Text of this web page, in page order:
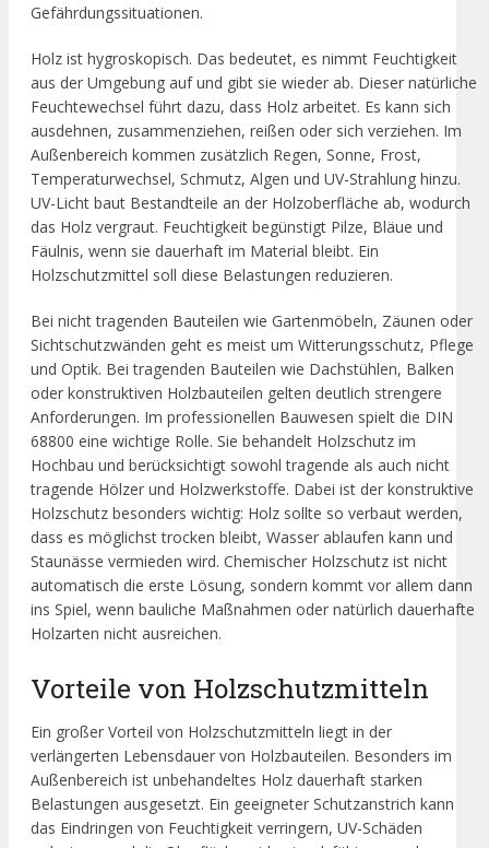
Gefährdungssituationen.
Holz ist hygroskopisch. Das bedeutet, es nimmt Feuchtigkeit
aus der Umgebung auf und gibt sie wieder ab. Dieser natürliche
Feuchtewechsel führt dazu, dass Holz arbeitet. Es kann sich
ausdehnen, zusammenziehen, reißen oder sich verziehen. Im
Außenbereich kommen zusätzlich Regen, Sonne, Frost,
Temperaturwechsel, Schmutz, Algen und UV-Strahlung hinzu.
UV-Licht baut Bestandteile an der Holzoberfläche ab, wodurch
das Holz vergraut. Feuchtigkeit begünstigt Pilze, Bläue und
Fäulnis, wenn sie dauerhaft im Material bleibt. Ein
Holzschutzmittel soll diese Belastungen reduzieren.
Bei nicht tragenden Bauteilen wie Gartenmöbeln, Zäunen oder
Sichtschutzwänden geht es meist um Witterungsschutz, Pflege
und Optik. Bei tragenden Bauteilen wie Dachstühlen, Balken
oder konstruktiven Holzbauteilen gelten deutlich strengere
Anforderungen. Im professionellen Bauwesen spielt die DIN
68800 eine wichtige Rolle. Sie behandelt Holzschutz im
Hochbau und berücksichtigt sowohl tragende als auch nicht
tragende Hölzer und Holzwerkstoffe. Dabei ist der konstruktive
Holzschutz besonders wichtig: Holz sollte so verbaut werden,
dass es möglichst trocken bleibt, Wasser ablaufen kann und
Staunässe vermieden wird. Chemischer Holzschutz ist nicht
automatisch die erste Lösung, sondern kommt vor allem dann
ins Spiel, wenn bauliche Maßnahmen oder natürlich dauerhafte
Holzarten nicht ausreichen.
Vorteile von Holzschutzmitteln
Ein großer Vorteil von Holzschutzmitteln liegt in der
verlängerten Lebensdauer von Holzbauteilen. Besonders im
Außenbereich ist unbehandeltes Holz dauerhaft starken
Belastungen ausgesetzt. Ein geeigneter Schutzanstrich kann
das Eindringen von Feuchtigkeit verringern, UV-Schäden